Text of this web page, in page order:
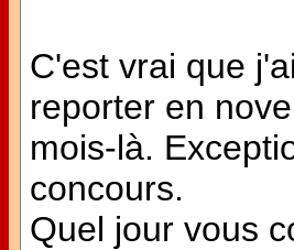
C'est vrai que
reporter en
mois-là.
concours.
Quel jour vous